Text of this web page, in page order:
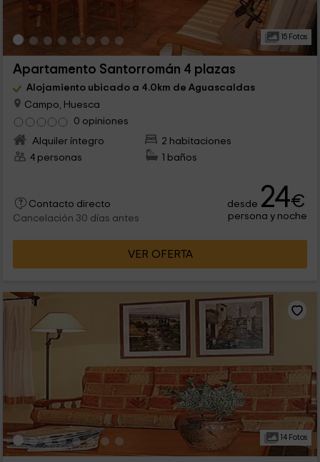
15 Fotos
Apartamento Santorromán 4 plazas
Alojamiento ubicado a 4.0km de Aguascaldas
Campo, Huesca
0 opiniones
Alquiler íntegro
2 habitaciones
4 personas
1 baños
Contacto directo
Cancelación 30 días antes
desde 24€
persona y noche
VER OFERTA
14 Fotos